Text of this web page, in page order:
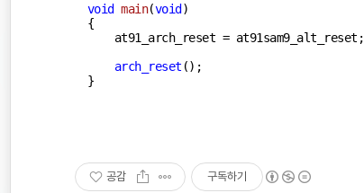
void main(void)
{
    at91_arch_reset = at91sam9_alt_reset;
arch_reset ();
}
공감 구독하기